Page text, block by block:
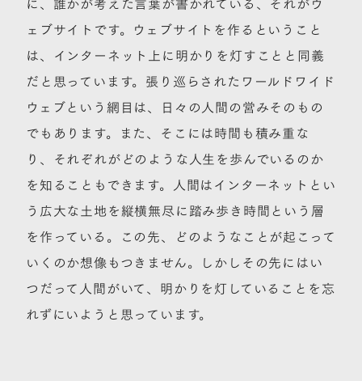
ェブサイトです。ウェブサイトを作るということ
は、インターネット上に明かりを灯すことと同義
だと思っています。張り巡らされたワールドワイド
ウェブという網目は、日々の人間の営みそのもの
でもあります。また、そこには時間も積み重な
り、それぞれがどのような人生を歩んでいるのか
を知ることもできます。人間はインターネットとい
う広大な土地を縦横無尽に踏み歩き時間という層
を作っている。この先、どのようなことが起こって
いくのか想像もつきません。しかしその先にはい
つだって人間がいて、明かりを灯していることを忘
れずにいようと思っています。